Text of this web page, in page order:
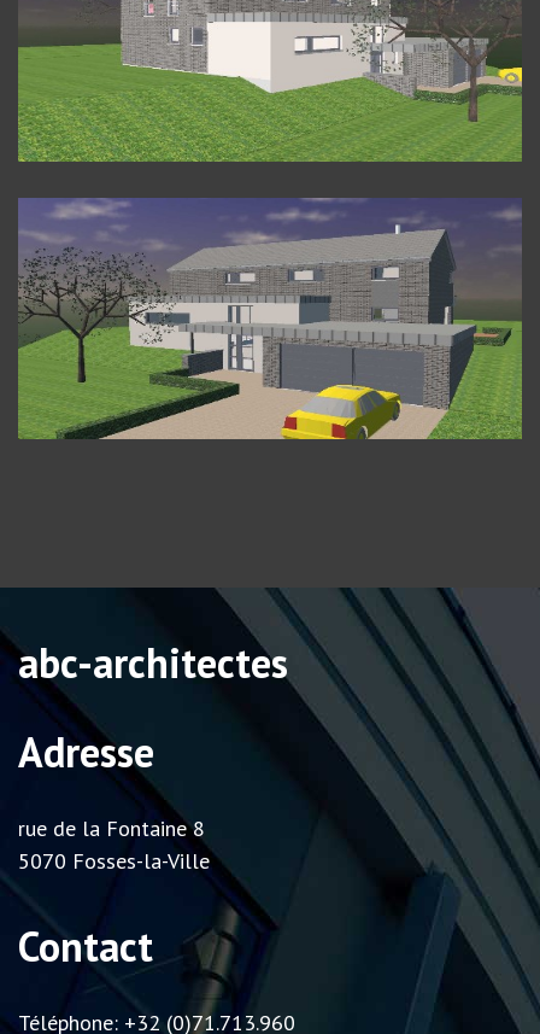
abc-architectes
Adresse
rue de la Fontaine 8
5070 Fosses-la-Ville
Contact
Téléphone: +32 (0)71.713.960